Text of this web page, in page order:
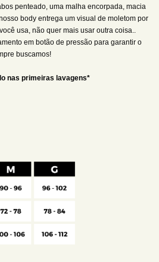
penteado, uma malha encorpada, macia
body entrega um visual de moletom por
usa, não quer mais usar outra coisa..
em botão de pressão para garantir o
buscamos!
nas primeiras lavagens*